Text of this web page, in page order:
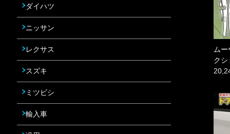
ム
クシ
ダイハツ
ニッサン
レクサス
スズキ
ミツビシ
輸入車